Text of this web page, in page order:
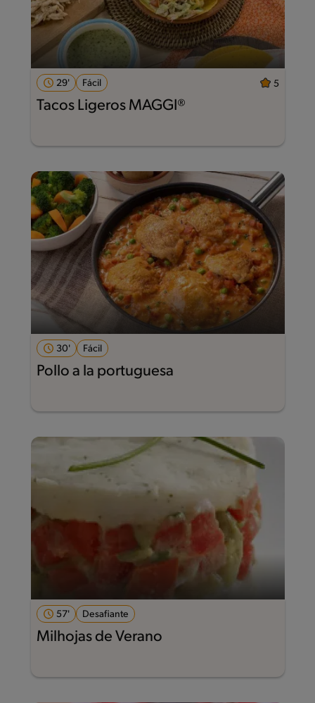
29' Fácil 5
Tacos Ligeros MAGGI®
30' Fácil
Pollo a la portuguesa
57' Desafiante
Milhojas de Verano